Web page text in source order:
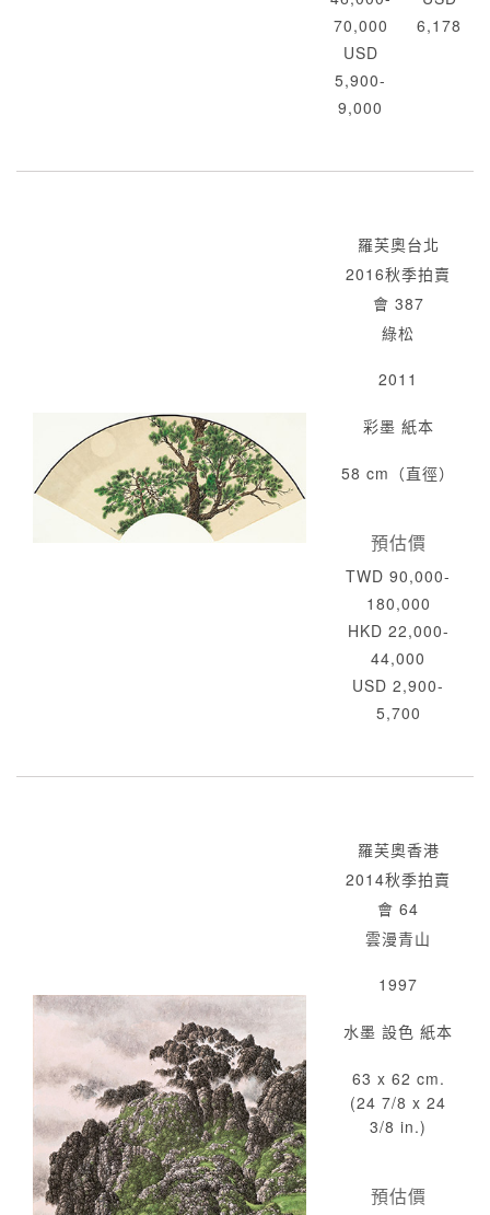
70,000
USD
5,900-
9,000
6,178
羅芙奧台北
2016秋季拍賣
會 387
綠松
2011
彩墨 紙本
58 cm（直徑）
預估價
TWD 90,000-
180,000
HKD 22,000-
44,000
USD 2,900-
5,700
羅芙奧香港
2014秋季拍賣
會 64
雲漫青山
1997
水墨 設色 紙本
63 x 62 cm.
(24 7/8 x 24
3/8 in.)
預估價